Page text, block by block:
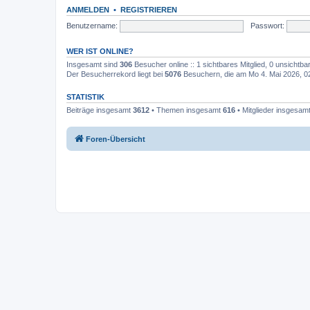
ANMELDEN • REGISTRIEREN
Benutzername:
Passwort:
WER IST ONLINE?
Insgesamt sind 306 Besucher online :: 1 sichtbares Mitglied, 0
Der Besucherrekord liegt bei 5076 Besuchern, die am Mo 4. Mai 2026,
STATISTIK
Beiträge insgesamt 3612 • Themen insgesamt 616 • Mitglieder
Foren-Übersicht